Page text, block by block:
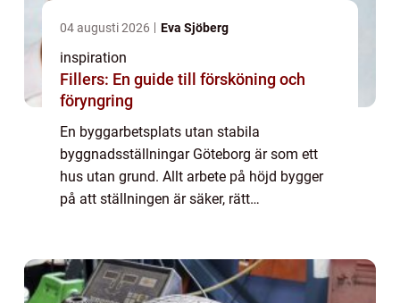
04 augusti 2026 Eva Sjöberg
inspiration
Fillers: En guide till försköning och
föryngring
En byggarbetsplats utan stabila
byggnadsställningar Göteborg är som ett
hus utan grund. Allt arbete på höjd bygger
på att ställningen är säker, rätt